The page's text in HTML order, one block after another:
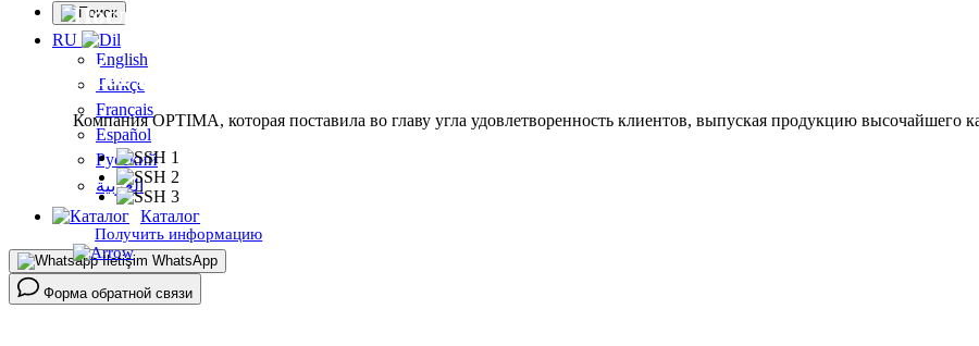
RU
English
Türkçe
Français
Español
Русский
العربية
Каталог
WhatsApp
Форма обратной связи
Послепродажное обслуживание
Мы гарантируем качество и
Компания OPTIMA, которая поставила во главу угла удовлетворенность клиентов, выпуская продукцию высочайшего
Получить информацию